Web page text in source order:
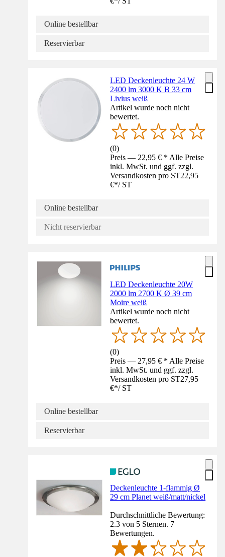
Online bestellbar
Reservierbar
LED Deckenleuchte 24 W
2400 lm 3000 K B 33 cm
Livius weiß
Artikel wurde noch nicht
bewertet.
(0)
Preis — 22,95 € * Alle Preise
inkl. MwSt. und ggf. zzgl.
Versandkosten pro ST22,95
€*/ ST
Online bestellbar
Nicht reservierbar
LED Deckenleuchte 20W
2000 lm 2700 K Ø 39 cm
Moire weiß
Artikel wurde noch nicht
bewertet.
(0)
Preis — 27,95 € * Alle Preise
inkl. MwSt. und ggf. zzgl.
Versandkosten pro ST27,95
€*/ ST
Online bestellbar
Reservierbar
Deckenleuchte 1-flammig Ø
29 cm Planet weiß/matt/nickel
Durchschnittliche Bewertung:
2.3 von 5 Sternen. 7
Bewertungen.